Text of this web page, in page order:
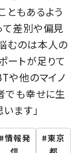
ともあるよう
て差別や偏見
むのは本人の
ートが足りて
や他のマイノ
でも幸せに生
ます」
情報発
東京